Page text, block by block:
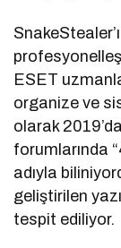
ESET
organize ve
olarak
forumlarında
adıyla
geliştirilen
tespit ediliyor.